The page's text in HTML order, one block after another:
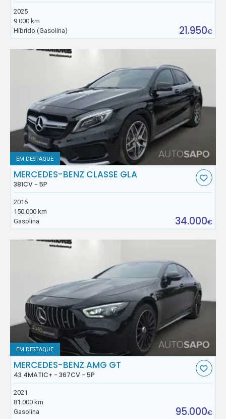
2025
9.000 km
Híbrido (Gasolina)
21.950€
EM DESTAQUE
MERCEDES-BENZ CLASSE GLA
381CV - 5P
2016
150.000 km
Gasolina
34.000€
EM DESTAQUE
MERCEDES-BENZ AMG GT
43 4MATIC+ - 367CV - 5P
2021
81.000 km
Gasolina
95.000€